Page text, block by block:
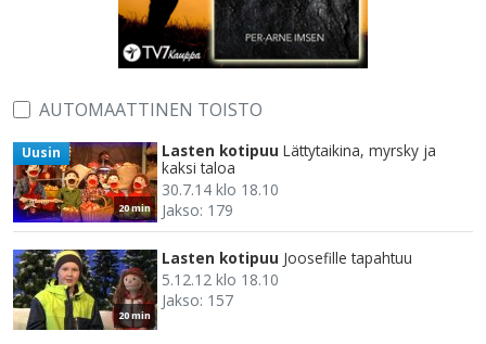
AUTOMAATTINEN TOISTO
20 min
Uusin Lasten kotipuu Lättytaikina, myrsky ja
kaksi taloa
30.7.14 klo 18.10
Jakso: 179
20 min
Lasten kotipuu Joosefille tapahtuu
5.12.12 klo 18.10
Jakso: 157